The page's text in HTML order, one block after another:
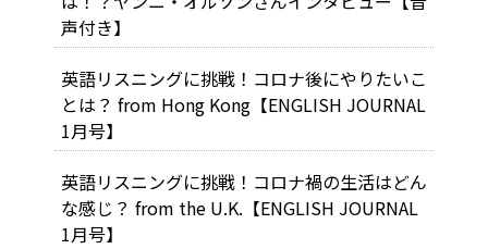
声付き】
英語リスニングに挑戦！コロナ後にやりたいこ
とは？ from Hong Kong【ENGLISH JOURNAL
1月号】
英語リスニングに挑戦！コロナ禍の生活はどん
な感じ？ from the U.K.【ENGLISH JOURNAL
1月号】